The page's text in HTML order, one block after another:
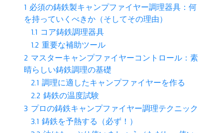
1 必須の鋳鉄製キャンプファイヤー調理器具：何
を持っていくべきか（そしてその理由）
1.1 コア鋳鉄調理器具
1.2 重要な補助ツール
2 マスターキャンプファイヤーコントロール：素
晴らしい鋳鉄調理の基礎
2.1 調理に適したキャンプファイヤーを作る
2.2 鋳鉄の温度試験
3 プロの鋳鉄キャンプファイヤー調理テクニック
3.1 鋳鉄を予熱する（必ず！）